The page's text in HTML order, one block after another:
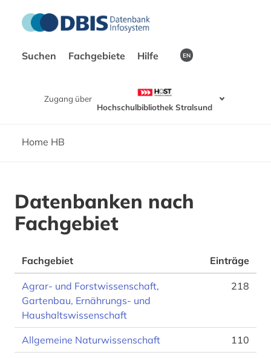
Suchen Fachgebiete Hilfe EN
Zugang über
Hochschulbibliothek Stralsund
Home HB
Datenbanken nach
Fachgebiet
Fachgebiet Einträge
Agrar- und Forstwissenschaft,
Gartenbau, Ernährungs- und
Haushaltswissenschaft
218
Allgemeine Naturwissenschaft 110